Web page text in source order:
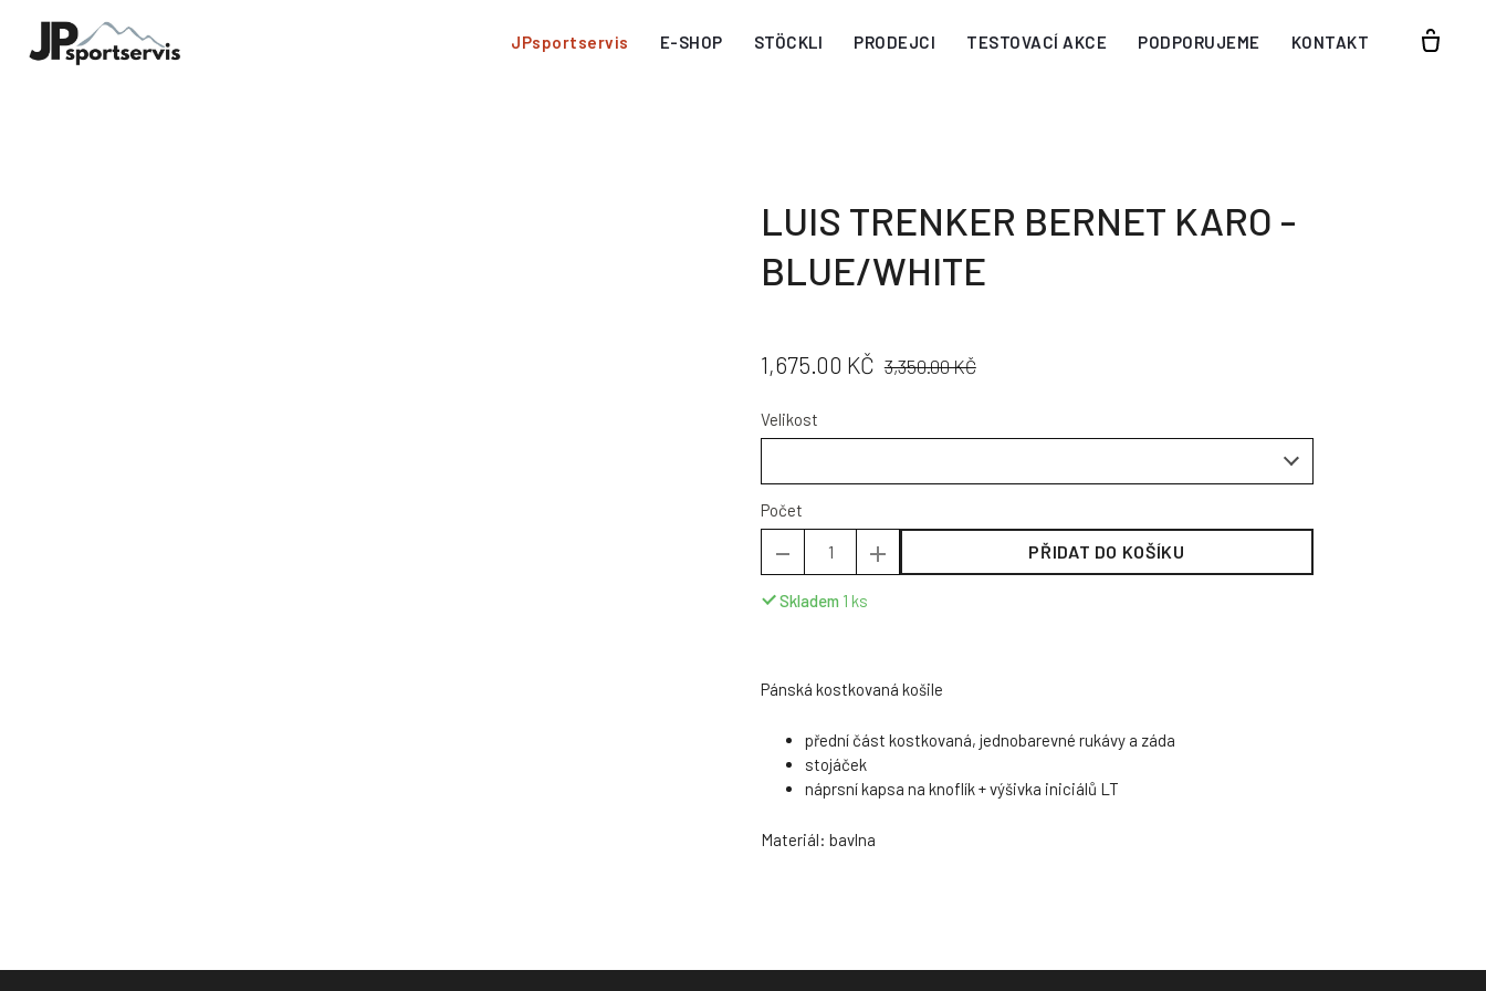
JPsportservis E-SHOP STÖCKLI PRODEJCI TESTOVACÍ AKCE PODPORUJEME KONTAKT
LUIS TRENKER BERNET KARO -
BLUE/WHITE
CENA:
1,675.00 KČ PŮVODNÍ
CENA:
3,350.00 KČ
Velikost
Počet
PŘIDAT DO KOŠÍKU
Skladem 1 ks
Pánská kostkovaná košile
přední část kostkovaná, jednobarevné rukávy a záda
stojáček
náprsní kapsa na knoflík + výšivka iniciálů LT
Materiál: bavlna